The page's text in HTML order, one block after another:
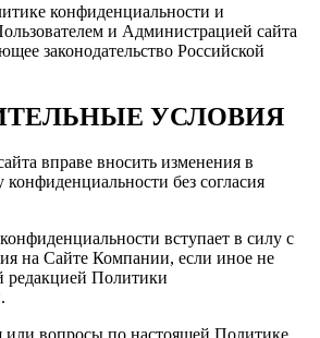
конфиденциальности и
и Администрацией сайта
законодательство Российской
УСЛОВИЯ
вправе вносить изменения в
без согласия
вступает в силу с
на Сайте Компании, если иное не
редакцией Политики